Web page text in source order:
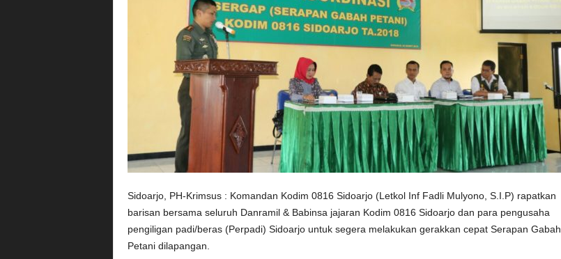
Sidoarjo, PH-Krimsus : Komandan Kodim 0816 Sidoarjo (Letkol Inf Fadli Mulyono, S.I.P) rapatkan
barisan bersama seluruh Danramil & Babinsa jajaran Kodim 0816 Sidoarjo dan para pengusaha
pengiligan padi/beras (Perpadi) Sidoarjo untuk segera melakukan gerakkan cepat Serapan Gabah
Petani dilapangan.